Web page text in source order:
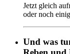
Jetzt gleich
oder noch
Und was